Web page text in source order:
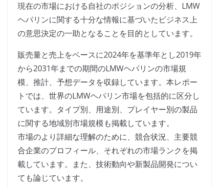
現在の市場における自社のポジションの分析、LMW
ヘパリンに関する十分な情報に基づいたビジネス上
の意思決定の一助となることを目的としています。
販売量と売上をベースに2024年を基準年とし2019年
から2031年までの期間のLMWヘパリンの市場規
模、推計、予想データを収録しています。本レポー
トでは、世界のLMWヘパリン市場を包括的に区分し
ています。タイプ別、用途別、プレイヤー別の製品
に関する地域別市場規模も掲載しています。
市場のより詳細な理解のために、競合状況、主要競
合企業のプロフィール、それぞれの市場ランクを掲
載しています。また、技術動向や新製品開発につい
ても論じています。